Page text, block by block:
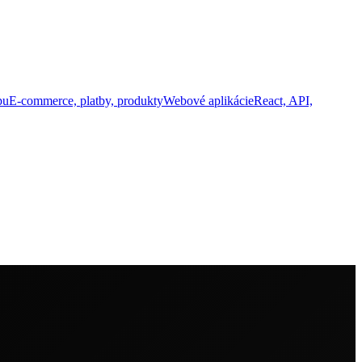
E-commerce, platby, produktyWebové aplikácieReact, API,